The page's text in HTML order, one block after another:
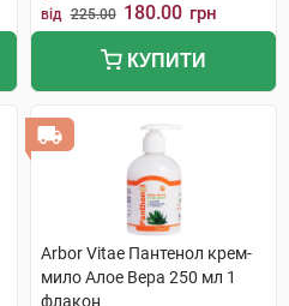
від 225.00 180.00 грн
КУПИТИ
Arbor Vitae Пантенол крем-
мило Алое Вера 250 мл 1
флакон